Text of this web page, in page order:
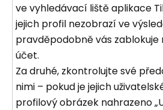
ve vyhledávací liště aplikace
jejich profil nezobrazí ve
pravděpodobně vás zablokuje
účet.
Za druhé, zkontrolujte své
nimi – pokud je jejich
profilový obrázek nahrazeno